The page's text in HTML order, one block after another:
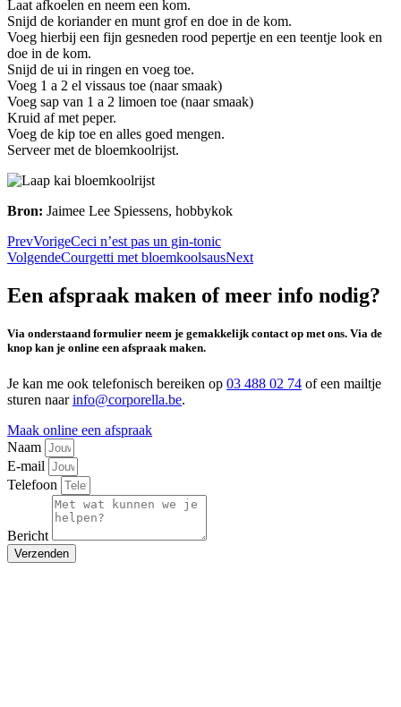
Laat afkoelen en neem een kom.
Snijd de koriander en munt grof en doe in de kom.
Voeg hierbij een fijn gesneden rood pepertje en een teentje look en
doe in de kom.
Snijd de ui in ringen en voeg toe.
Voeg 1 a 2 el vissaus toe (naar smaak)
Voeg sap van 1 a 2 limoen toe (naar smaak)
Kruid af met peper.
Voeg de kip toe en alles goed mengen.
Serveer met de bloemkoolrijst.
Bron: Jaimee Lee Spiessens, hobbykok
PrevVorigeCeci n’est pas un gin-tonic
VolgendeCourgetti met bloemkoolsausNext
Een afspraak maken of meer info nodig?
Via onderstaand formulier neem je gemakkelijk contact op met ons. Via de
knop kan je online een afspraak maken.
Je kan me ook telefonisch bereiken op 03 488 02 74 of een mailtje
sturen naarinfo@corporella.be.
Maak online een afspraak
Naam
E-mail
Telefoon
Bericht
Verzenden